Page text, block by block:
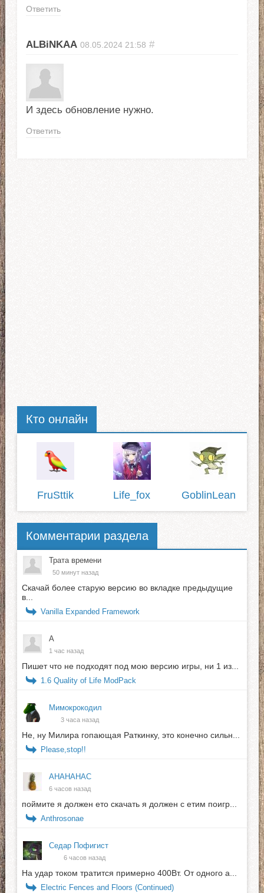
Ответить
ALBiNKAA 08.05.2024 21:58 #
И здесь обновление нужно.
Ответить
Кто онлайн
FruSttik Life_fox GoblinLean
Комментарии раздела
Трата времени
50 минут назад
Скачай более старую версию во вкладке предыдущие
в...
Vanilla Expanded Framework
А
1 час назад
Пишет что не подходят под мою версию игры, ни 1 из...
1.6 Quality of Life ModPack
Мимокрокодил
3 часа назад
Не, ну Милира гопающая Раткинку, это конечно сильн...
Please,stop!!
АНАНАНАС
6 часов назад
поймите я должен ето скачать я должен с етим поигр...
Anthrosonae
Седар Пофигист
6 часов назад
На удар током тратится примерно 400Вт. От одного а...
Electric Fences and Floors (Continued)